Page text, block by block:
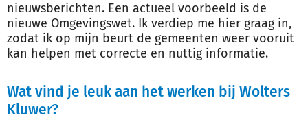
nieuwsberichten. Een actueel voorbeeld is de
nieuwe Omgevingswet. Ik verdiep me hier graag in,
zodat ik op mijn beurt de gemeenten weer vooruit
kan helpen met correcte en nuttig informatie.
Wat vind je leuk aan het werken bij Wolters
Kluwer?